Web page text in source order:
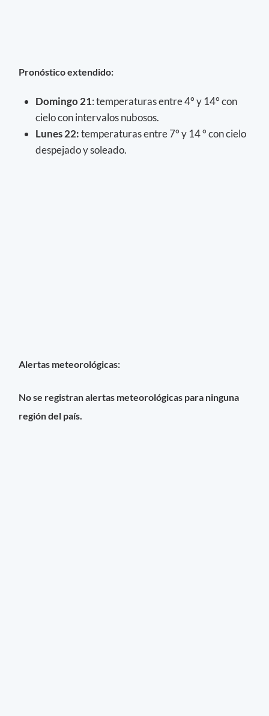
Pronóstico extendido:
Domingo 21: temperaturas entre 4° y 14° con
cielo con intervalos nubosos.
Lunes 22:temperaturas entre 7° y 14 ° con cielo
despejado y soleado.
Alertas meteorológicas:
No se registran alertas meteorológicas para ninguna
región del país.